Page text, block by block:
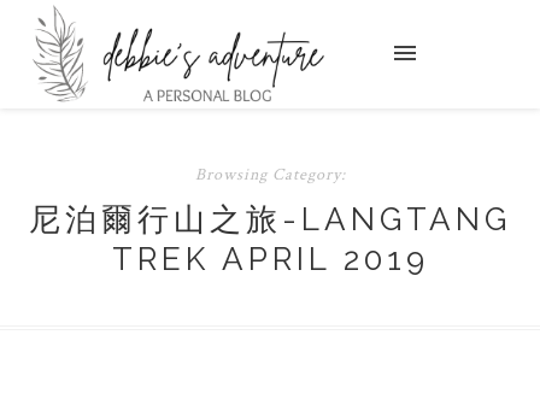
Browsing Category:
尼泊爾行山之旅-LANGTANG
TREK APRIL 2019